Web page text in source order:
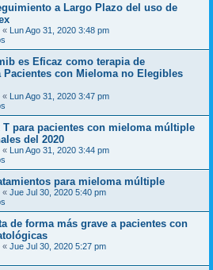
a Largo Plazo del uso de
« Lun Ago 31, 2020 3:48 pm
es Eficaz como terapia de
Pacientes con Mieloma no Elegibles
« Lun Ago 31, 2020 3:47 pm
T para pacientes con mieloma múltiple
del 2020
« Lun Ago 31, 2020 3:44 pm
para mieloma múltiple
« Jue Jul 30, 2020 5:40 pm
de forma más grave a pacientes con
« Jue Jul 30, 2020 5:27 pm